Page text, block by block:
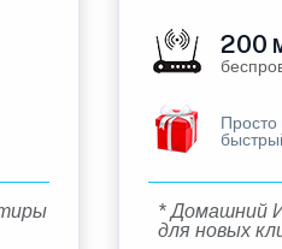
200
Просто
* Домашний
для новых